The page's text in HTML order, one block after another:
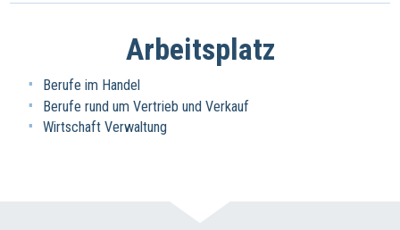
Arbeitsplatz
Berufe im Handel
Berufe rund um Vertrieb und Verkauf
Wirtschaft Verwaltung